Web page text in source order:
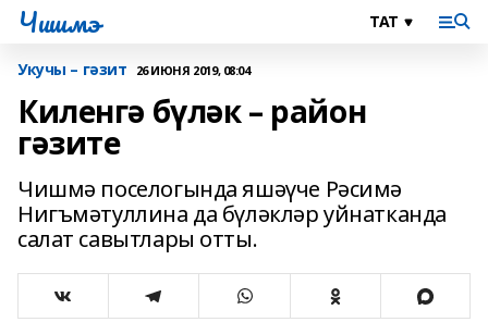
Чишмэ
Укучы – гәзит 26 ИЮНЯ 2019, 08:04
Киленгә бүләк – район
гәзите
Чишмә поселогында яшәүче Рәсимә
Нигъмәтуллина да бүләкләр уйнатканда
салат савытлары отты.